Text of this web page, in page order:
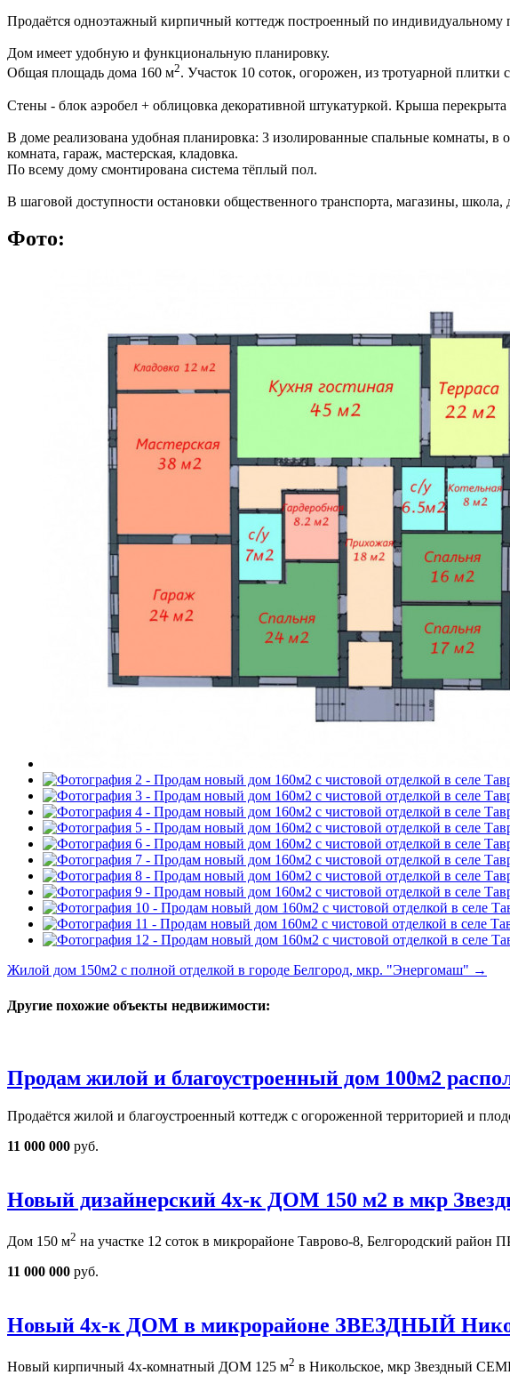
Продаётся одноэтажный кирпичный коттедж построенный по
Дом имеет удобную и функциональную планировку.
Общая площадь дома 160 м2. Участок 10 соток, огорожен, из тротуарной
Стены - блок аэробел + облицовка декоративной штукатуркой. Крыша
В доме реализована удобная планировка: 3 изолированные спальные комнаты, в
комната, гараж, мастерская, кладовка.
По всему дому смонтирована система тёплый пол.
В шаговой доступности остановки общественного транспорта, магазины, школа,
Фото:
Жилой дом 150м2 с полной отделкой в городе Белгород, мкр. "Энергомаш" →
Другие похожие объекты недвижимости:
Продам жилой и благоустроенный дом 100м2
Продаётся жилой и благоустроенный коттедж с огороженной территорией и
11 000 000 руб.
Новый дизайнерский 4х-к ДОМ 150 м2 в мкр
Дом 150 м2 на участке 12 соток в микрорайоне Таврово-8,
11 000 000 руб.
Новый 4х-к ДОМ в микрорайоне ЗВЕЗДНЫЙ
Новый кирпичный 4х-комнатный ДОМ 125 м2 в Никольское, мкр